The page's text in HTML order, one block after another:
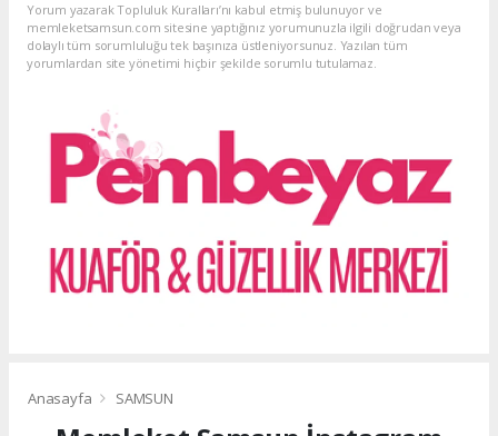
Yorum yazarak Topluluk Kuralları’nı kabul etmiş bulunuyor ve
memleketsamsun.com sitesine yaptığınız yorumunuzla ilgili doğrudan veya
dolaylı tüm sorumluluğu tek başınıza üstleniyorsunuz. Yazılan tüm
yorumlardan site yönetimi hiçbir şekilde sorumlu tutulamaz.
Anasayfa SAMSUN